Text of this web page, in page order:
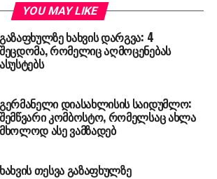
YOU MAY LIKE
გაზაფხულზე ხახვის დარგვა: 4
შეცდომა, რომელიც აღმოცენებას
ასუსტებს
გერმანელი დიასახლისის საიდუმლო:
შემწვარი კომბოსტო, რომელსაც ახლა
მხოლოდ ასე ვამზადებ
ხახვის თესვა გაზაფხულზე